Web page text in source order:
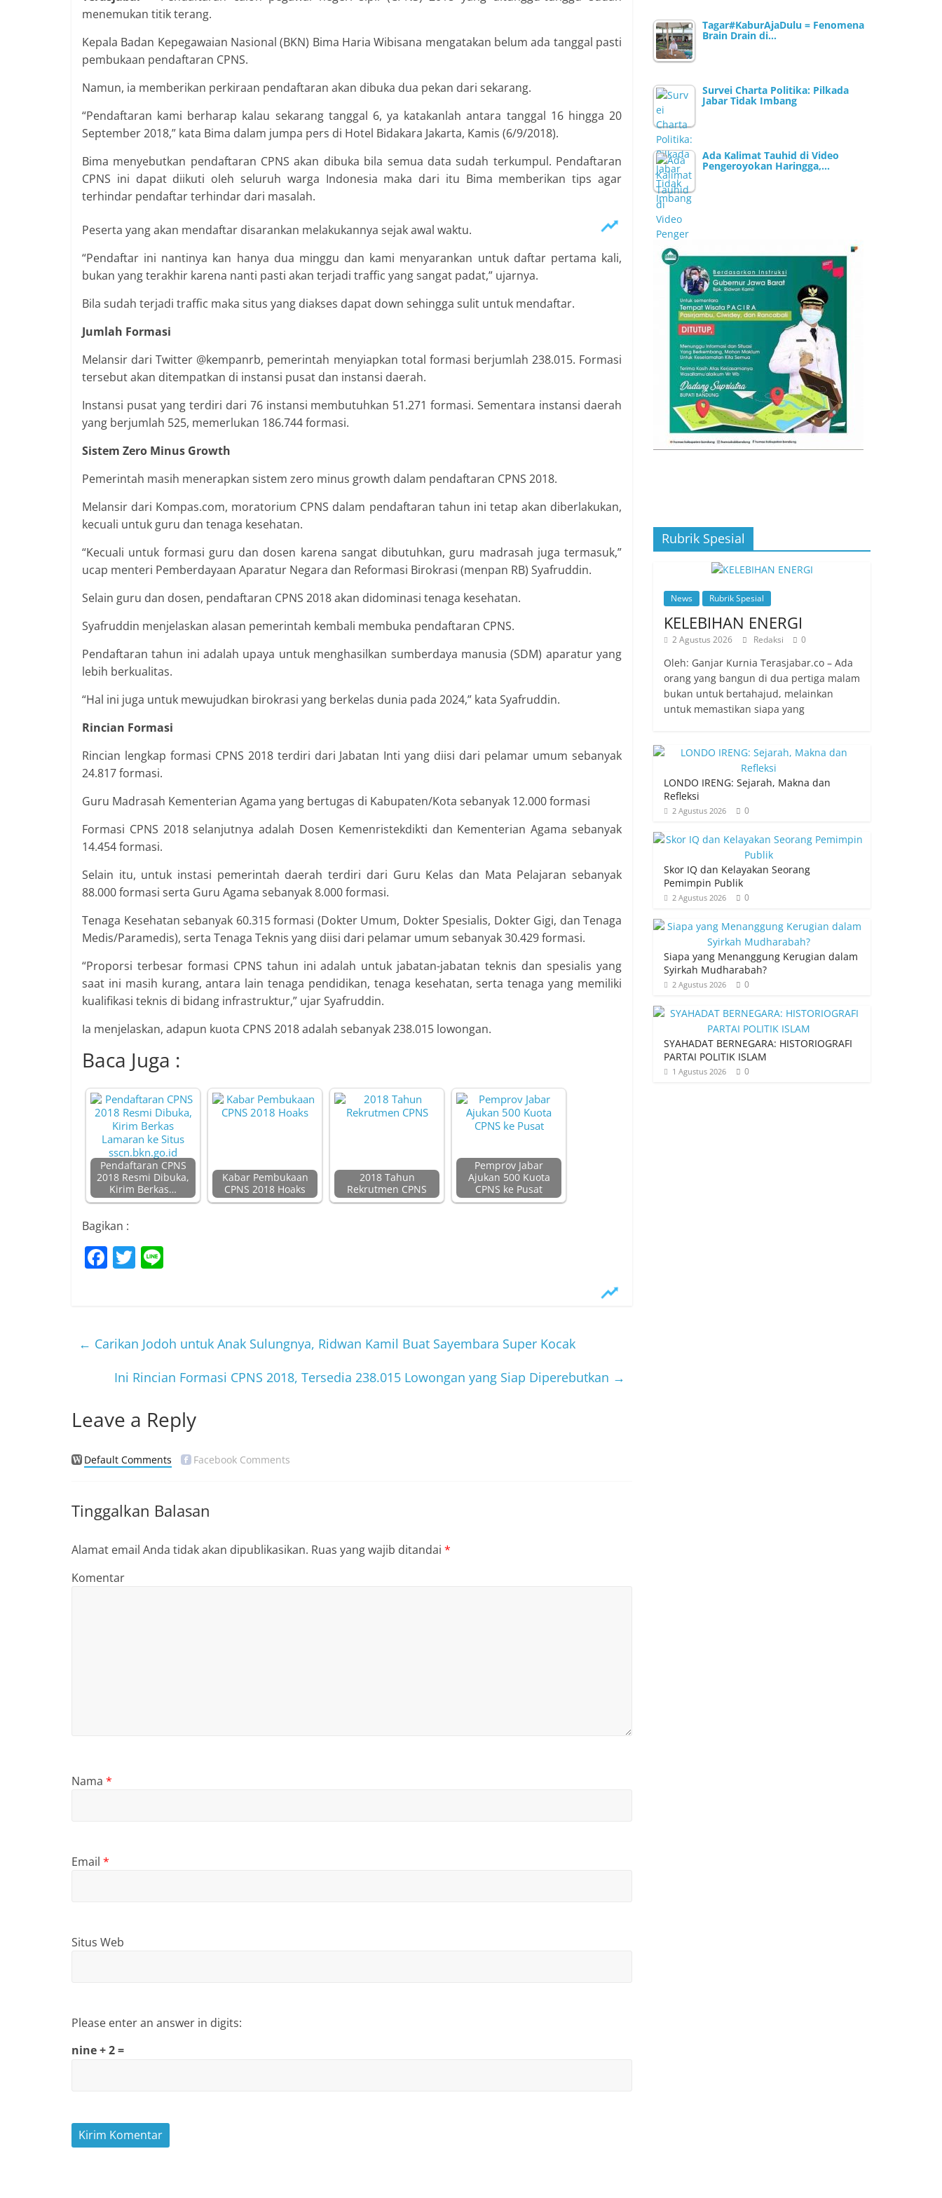
menemukan titik terang.
Kepala Badan Kepegawaian Nasional (BKN) Bima Haria Wibisana mengatakan belum ada tanggal pasti
pembukaan pendaftaran CPNS.
Namun, ia memberikan perkiraan pendaftaran akan dibuka dua pekan dari sekarang.
“Pendaftaran kami berharap kalau sekarang tanggal 6, ya katakanlah antara tanggal 16 hingga 20
September 2018,” kata Bima dalam jumpa pers di Hotel Bidakara Jakarta, Kamis (6/9/2018).
Bima menyebutkan pendaftaran CPNS akan dibuka bila semua data sudah terkumpul. Pendaftaran
CPNS ini dapat diikuti oleh seluruh warga Indonesia maka dari itu Bima memberikan tips agar
terhindar pendaftar terhindar dari masalah.
Peserta yang akan mendaftar disarankan melakukannya sejak awal waktu.
“Pendaftar ini nantinya kan hanya dua minggu dan kami menyarankan untuk daftar pertama kali,
bukan yang terakhir karena nanti pasti akan terjadi traffic yang sangat padat,” ujarnya.
Bila sudah terjadi traffic maka situs yang diakses dapat down sehingga sulit untuk mendaftar.
Jumlah Formasi
Melansir dari Twitter @kempanrb, pemerintah menyiapkan total formasi berjumlah 238.015. Formasi
tersebut akan ditempatkan di instansi pusat dan instansi daerah.
Instansi pusat yang terdiri dari 76 instansi membutuhkan 51.271 formasi. Sementara instansi daerah
yang berjumlah 525, memerlukan 186.744 formasi.
Sistem Zero Minus Growth
Pemerintah masih menerapkan sistem zero minus growth dalam pendaftaran CPNS 2018.
Melansir dari Kompas.com, moratorium CPNS dalam pendaftaran tahun ini tetap akan diberlakukan,
kecuali untuk guru dan tenaga kesehatan.
“Kecuali untuk formasi guru dan dosen karena sangat dibutuhkan, guru madrasah juga termasuk,”
ucap menteri Pemberdayaan Aparatur Negara dan Reformasi Birokrasi (menpan RB) Syafruddin.
Selain guru dan dosen, pendaftaran CPNS 2018 akan didominasi tenaga kesehatan.
Syafruddin menjelaskan alasan pemerintah kembali membuka pendaftaran CPNS.
Pendaftaran tahun ini adalah upaya untuk menghasilkan sumberdaya manusia (SDM) aparatur yang
lebih berkualitas.
“Hal ini juga untuk mewujudkan birokrasi yang berkelas dunia pada 2024,” kata Syafruddin.
Rincian Formasi
Rincian lengkap formasi CPNS 2018 terdiri dari Jabatan Inti yang diisi dari pelamar umum sebanyak
24.817 formasi.
Guru Madrasah Kementerian Agama yang bertugas di Kabupaten/Kota sebanyak 12.000 formasi
Formasi CPNS 2018 selanjutnya adalah Dosen Kemenristekdikti dan Kementerian Agama sebanyak
14.454 formasi.
Selain itu, untuk instasi pemerintah daerah terdiri dari Guru Kelas dan Mata Pelajaran sebanyak
88.000 formasi serta Guru Agama sebanyak 8.000 formasi.
Tenaga Kesehatan sebanyak 60.315 formasi (Dokter Umum, Dokter Spesialis, Dokter Gigi, dan Tenaga
Medis/Paramedis), serta Tenaga Teknis yang diisi dari pelamar umum sebanyak 30.429 formasi.
“Proporsi terbesar formasi CPNS tahun ini adalah untuk jabatan-jabatan teknis dan spesialis yang
saat ini masih kurang, antara lain tenaga pendidikan, tenaga kesehatan, serta tenaga yang memiliki
kualifikasi teknis di bidang infrastruktur,” ujar Syafruddin.
Ia menjelaskan, adapun kuota CPNS 2018 adalah sebanyak 238.015 lowongan.
Baca Juga :
Pendaftaran CPNS
2018 Resmi Dibuka,
Kirim Berkas…
Kabar Pembukaan
CPNS 2018 Hoaks
2018 Tahun
Rekrutmen CPNS
Pemprov Jabar
Ajukan 500 Kuota
CPNS ke Pusat
Bagikan :
F
b
o
o
k
T
← Carikan Jodoh untuk Anak Sulungnya, Ridwan Kamil Buat Sayembara Super Kocak
Ini Rincian Formasi CPNS 2018, Tersedia 238.015 Lowongan yang Siap Diperebutkan →
Leave a Reply
Default Comments Facebook Comments
Tinggalkan Balasan
Alamat email Anda tidak akan dipublikasikan. Ruas yang wajib ditandai *
Komentar
Nama *
Email *
Situs Web
Please enter an answer in digits:
nine + 2 =
Tagar#KaburAjaDulu = Fenomena
Brain Drain di…
Survei Charta Politika: Pilkada
Jabar Tidak Imbang
Ada Kalimat Tauhid di Video
Pengeroyokan Haringga,…
Rubrik Spesial
News Rubrik Spesial
KELEBIHAN ENERGI
2 Agustus 2026 Redaksi 0
Oleh: Ganjar Kurnia Terasjabar.co – Ada
orang yang bangun di dua pertiga malam
bukan untuk bertahajud, melainkan
untuk memastikan siapa yang
LONDO IRENG: Sejarah, Makna dan
Refleksi
2 Agustus 2026 0
Skor IQ dan Kelayakan Seorang
Pemimpin Publik
2 Agustus 2026 0
Siapa yang Menanggung Kerugian dalam
Syirkah Mudharabah?
2 Agustus 2026 0
SYAHADAT BERNEGARA: HISTORIOGRAFI
PARTAI POLITIK ISLAM
1 Agustus 2026 0